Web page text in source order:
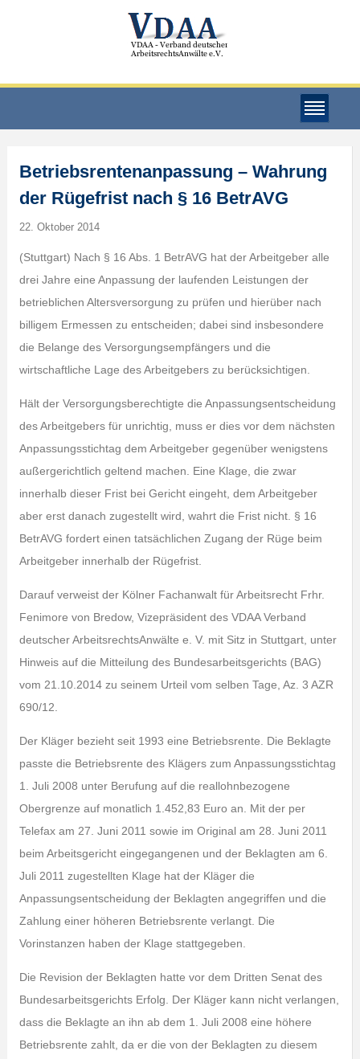
Betriebsrentenanpassung – Wahrung
der Rügefrist nach § 16 BetrAVG
22. Oktober 2014
(Stuttgart) Nach § 16 Abs. 1 BetrAVG hat der Arbeitgeber alle
drei Jahre eine Anpassung der laufenden Leistungen der
betrieblichen Altersversorgung zu prüfen und hierüber nach
billigem Ermessen zu entscheiden; dabei sind insbesondere
die Belange des Versorgungsempfängers und die
wirtschaftliche Lage des Arbeitgebers zu berücksichtigen.
Hält der Versorgungsberechtigte die Anpassungsentscheidung
des Arbeitgebers für unrichtig, muss er dies vor dem nächsten
Anpassungsstichtag dem Arbeitgeber gegenüber wenigstens
außergerichtlich geltend machen. Eine Klage, die zwar
innerhalb dieser Frist bei Gericht eingeht, dem Arbeitgeber
aber erst danach zugestellt wird, wahrt die Frist nicht. § 16
BetrAVG fordert einen tatsächlichen Zugang der Rüge beim
Arbeitgeber innerhalb der Rügefrist.
Darauf verweist der Kölner Fachanwalt für Arbeitsrecht Frhr.
Fenimore von Bredow, Vizepräsident des VDAA Verband
deutscher ArbeitsrechtsAnwälte e. V. mit Sitz in Stuttgart, unter
Hinweis auf die Mitteilung des Bundesarbeitsgerichts (BAG)
vom 21.10.2014 zu seinem Urteil vom selben Tage, Az. 3 AZR
690/12.
Der Kläger bezieht seit 1993 eine Betriebsrente. Die Beklagte
passte die Betriebsrente des Klägers zum Anpassungsstichtag
1. Juli 2008 unter Berufung auf die reallohnbezogene
Obergrenze auf monatlich 1.452,83 Euro an. Mit der per
Telefax am 27. Juni 2011 sowie im Original am 28. Juni 2011
beim Arbeitsgericht eingegangenen und der Beklagten am 6.
Juli 2011 zugestellten Klage hat der Kläger die
Anpassungsentscheidung der Beklagten angegriffen und die
Zahlung einer höheren Betriebsrente verlangt. Die
Vorinstanzen haben der Klage stattgegeben.
Die Revision der Beklagten hatte vor dem Dritten Senat des
Bundesarbeitsgerichts Erfolg. Der Kläger kann nicht verlangen,
dass die Beklagte an ihn ab dem 1. Juli 2008 eine höhere
Betriebsrente zahlt, da er die von der Beklagten zu diesem